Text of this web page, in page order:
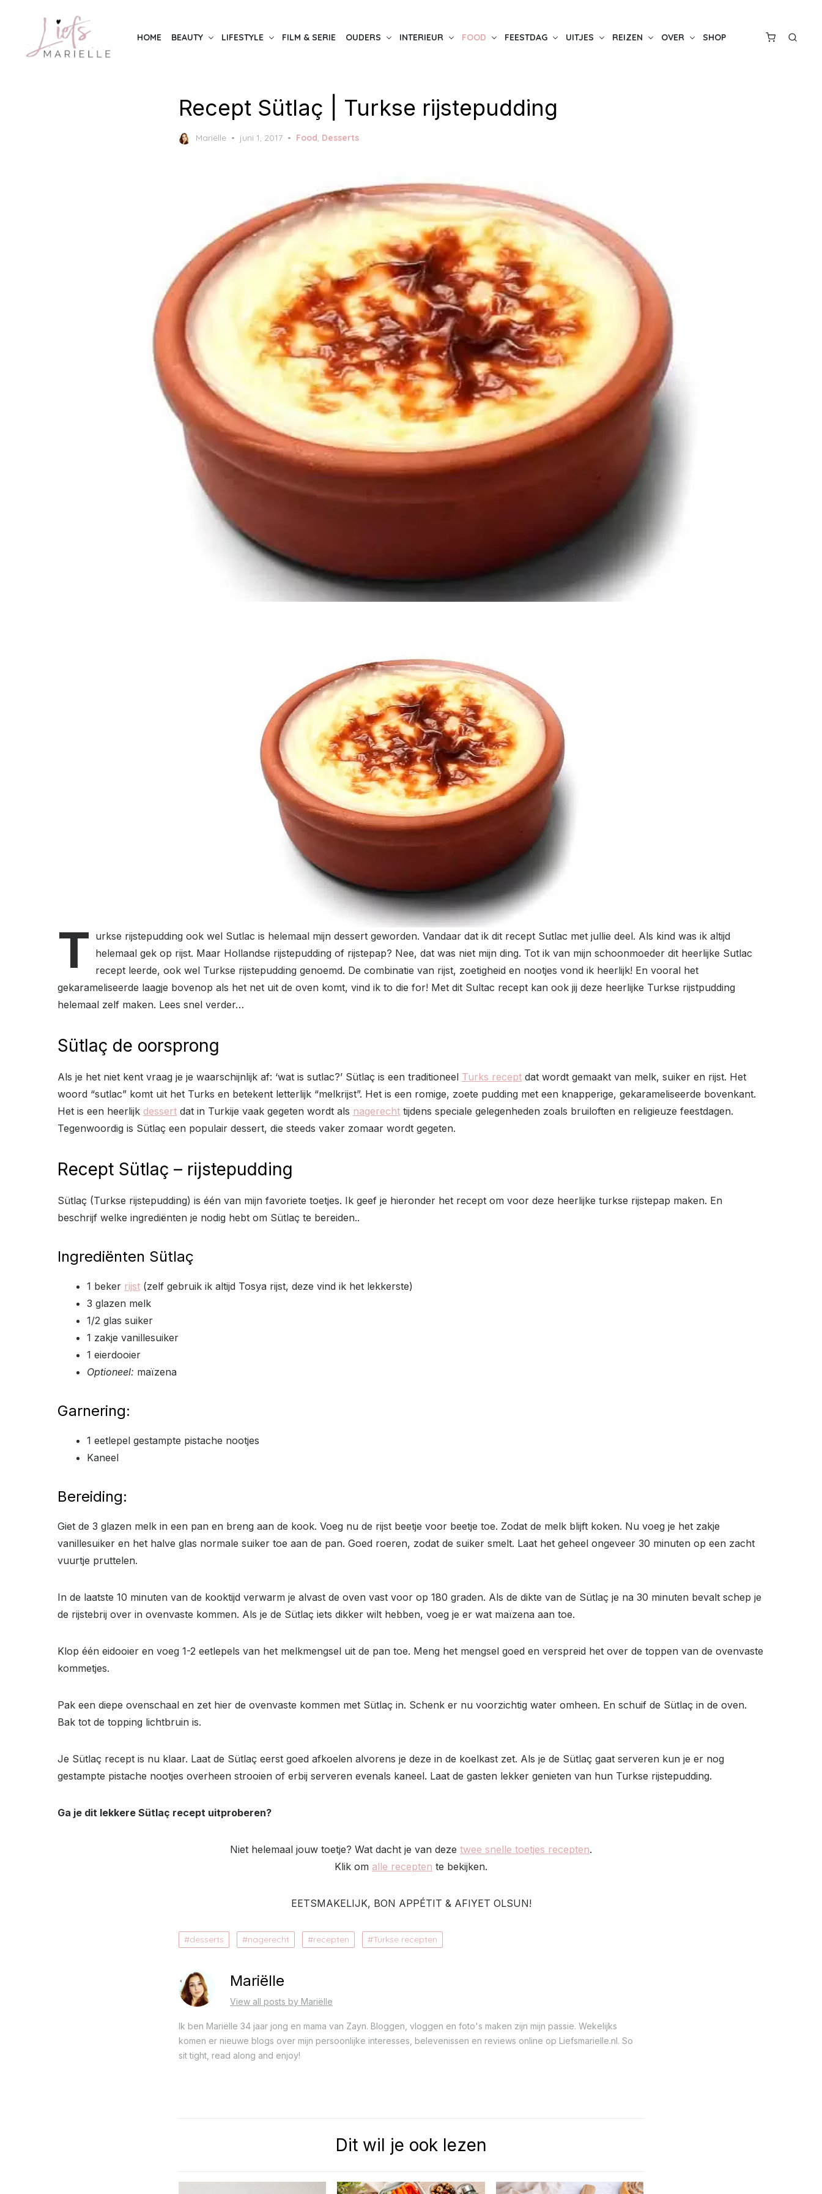
content
HOME BEAUTY LIFESTYLE FILM & SERIE OUDERS INTERIEUR FOOD FEESTDAG UITJES REIZEN OVER SHOP
Recept Sütlaç | Turkse rijstepudding
Mariëlle
Posted
juni 1, 2017 Food Desserts
T urkse rijstepudding ook wel Sutlac is helemaal mijn dessert geworden. Vandaar dat ik dit recept Sutlac met jullie deel. Als kind was ik altijd
helemaal gek op rijst. Maar Hollandse rijstepudding of rijstepap? Nee, dat was niet mijn ding. Tot ik van mijn schoonmoeder dit heerlijke Sutlac
recept leerde, ook wel Turkse rijstepudding genoemd. De combinatie van rijst, zoetigheid en nootjes vond ik heerlijk! En vooral het
gekarameliseerde laagje bovenop als het net uit de oven komt, vind ik to die for! Met dit Sultac recept kan ook jij deze heerlijke Turkse rijstpudding
helemaal zelf maken. Lees snel verder…
Sütlaç de oorsprong
Als je het niet kent vraag je je waarschijnlijk af: ‘wat is sutlac?’ Sütlaç is een traditioneel Turks recept dat wordt gemaakt van melk, suiker en rijst. Het
woord “sutlac” komt uit het Turks en betekent letterlijk “melkrijst”. Het is een romige, zoete pudding met een knapperige, gekarameliseerde bovenkant.
Het is een heerlijk dessert dat in Turkije vaak gegeten wordt als nagerecht tijdens speciale gelegenheden zoals bruiloften en religieuze feestdagen.
Tegenwoordig is Sütlaç een populair dessert, die steeds vaker zomaar wordt gegeten.
Recept Sütlaç – rijstepudding
Sütlaç (Turkse rijstepudding) is één van mijn favoriete toetjes. Ik geef je hieronder het recept om voor deze heerlijke turkse rijstepap maken. En
beschrijf welke ingrediënten je nodig hebt om Sütlaç te bereiden..
Ingrediënten Sütlaç
1 beker rijst (zelf gebruik ik altijd Tosya rijst, deze vind ik het lekkerste)
3 glazen melk
1/2 glas suiker
1 zakje vanillesuiker
1 eierdooier
Optioneel: maïzena
Garnering:
1 eetlepel gestampte pistache nootjes
Kaneel
Bereiding:
Giet de 3 glazen melk in een pan en breng aan de kook. Voeg nu de rijst beetje voor beetje toe. Zodat de melk blijft koken. Nu voeg je het zakje
vanillesuiker en het halve glas normale suiker toe aan de pan. Goed roeren, zodat de suiker smelt. Laat het geheel ongeveer 30 minuten op een zacht
vuurtje pruttelen.
In de laatste 10 minuten van de kooktijd verwarm je alvast de oven vast voor op 180 graden. Als de dikte van de Sütlaç je na 30 minuten bevalt schep je
de rijstebrij over in ovenvaste kommen. Als je de Sütlaç iets dikker wilt hebben, voeg je er wat maïzena aan toe.
Klop één eidooier en voeg 1-2 eetlepels van het melkmengsel uit de pan toe. Meng het mengsel goed en verspreid het over de toppen van de ovenvaste
kommetjes.
Pak een diepe ovenschaal en zet hier de ovenvaste kommen met Sütlaç in. Schenk er nu voorzichtig water omheen. En schuif de Sütlaç in de oven.
Bak tot de topping lichtbruin is.
Je Sütlaç recept is nu klaar. Laat de Sütlaç eerst goed afkoelen alvorens je deze in de koelkast zet. Als je de Sütlaç gaat serveren kun je er nog
gestampte pistache nootjes overheen strooien of erbij serveren evenals kaneel. Laat de gasten lekker genieten van hun Turkse rijstepudding.
Ga je dit lekkere Sütlaç recept uitproberen?
Niet helemaal jouw toetje? Wat dacht je van deze twee snelle toetjes recepten.
Klik om alle recepten te bekijken.
EETSMAKELIJK, BON APPÉTIT & AFIYET OLSUN!
desserts nagerecht recepten Turkse recepten
Mariëlle
View all posts by Mariëlle
Ik ben Mariëlle 34 jaar jong en mama van Zayn. Bloggen, vloggen en foto's maken zijn mijn passie. Wekelijks
komen er nieuwe blogs over mijn persoonlijke interesses, belevenissen en reviews online op Liefsmarielle.nl. So
sit tight, read along and enjoy!
Dit wil je ook lezen